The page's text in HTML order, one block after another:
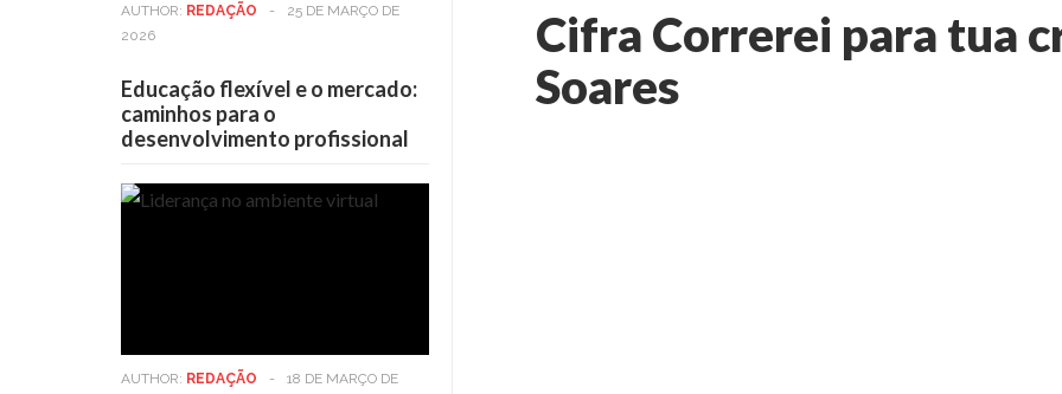
Cifra Correrei para tua
Soares
AUTHOR: REDAÇÃO -
25 DE MARÇO DE
2026
Educação flexível e o mercado:
caminhos para o
desenvolvimento profissional
AUTHOR: REDAÇÃO -
18 DE MARÇO DE